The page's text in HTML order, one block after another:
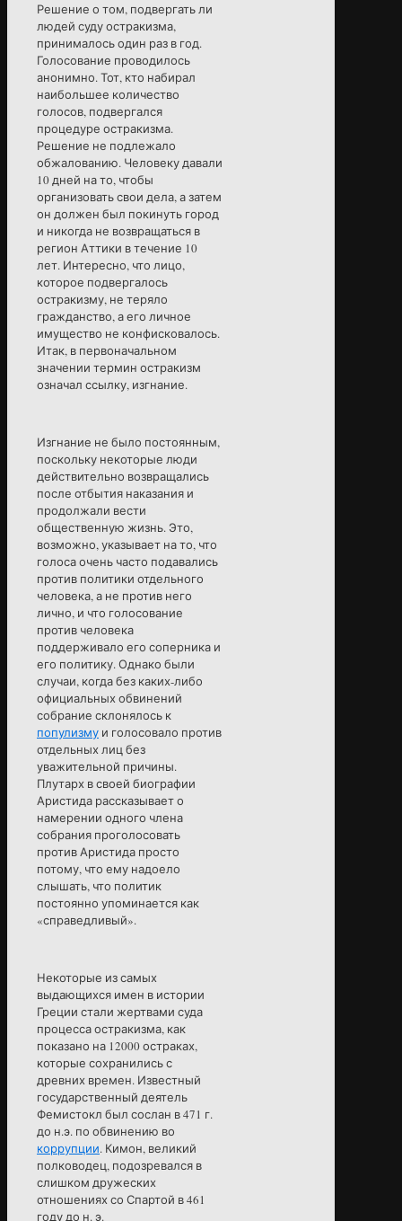
Решение о том, подвергать ли
людей суду остракизма,
принималось один раз в год.
Голосование проводилось
анонимно. Тот, кто набирал
наибольшее количество
голосов, подвергался
процедуре остракизма.
Решение не подлежало
обжалованию. Человеку давали
10 дней на то, чтобы
организовать свои дела, а затем
он должен был покинуть город
и никогда не возвращаться в
регион Аттики в течение 10
лет. Интересно, что лицо,
которое подвергалось
остракизму, не теряло
гражданство, а его личное
имущество не конфисковалось.
Итак, в первоначальном
значении термин остракизм
означал ссылку, изгнание.
Изгнание не было постоянным,
поскольку некоторые люди
действительно возвращались
после отбытия наказания и
продолжали вести
общественную жизнь. Это,
возможно, указывает на то, что
голоса очень часто подавались
против политики отдельного
человека, а не против него
лично, и что голосование
против человека
поддерживало его соперника и
его политику. Однако были
случаи, когда без каких-либо
официальных обвинений
собрание склонялось к
популизму и голосовало против
отдельных лиц без
уважительной причины.
Плутарх в своей биографии
Аристида рассказывает о
намерении одного члена
собрания проголосовать
против Аристида просто
потому, что ему надоело
слышать, что политик
постоянно упоминается как
«справедливый».
Некоторые из самых
выдающихся имен в истории
Греции стали жертвами суда
процесса остракизма, как
показано на 12000 остраках,
которые сохранились с
древних времен. Известный
государственный деятель
Фемистокл был сослан в 471 г.
до н.э. по обвинению во
коррупции. Кимон, великий
полководец, подозревался в
слишком дружеских
отношениях со Спартой в 461
году до н. э.